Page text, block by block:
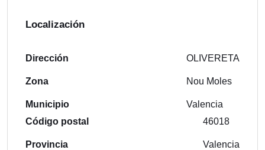
Localización
Dirección
Zona
Municipio
OLIVERETA
Nou Moles
Valencia
Código postal
Provincia
46018
Valencia